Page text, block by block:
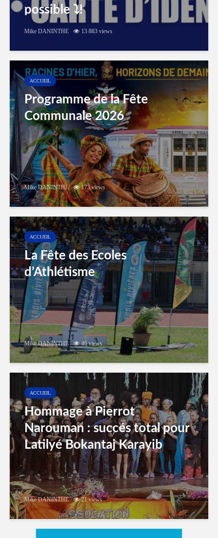
possible ⤵️!
Mike DANINTHE 13 883 views
ACCUEIL
Programme de la Fête
Communale 2026
Mike DANINTHE 173 views
ACCUEIL
La Fête des Ecoles
d’Athlétisme
Mike DANINTHE 46 views
ACCUEIL
Hommage à Pierrot
Narouman : succés total pour
Latilyé Bokantaj Karayib
Mike DANINTHE 21 views